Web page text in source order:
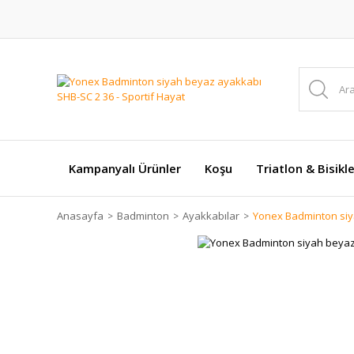
Kampanyalı Ürünler Koşu Triatlon &
Anasayfa Badminton Ayakkabılar Yonex Badminton